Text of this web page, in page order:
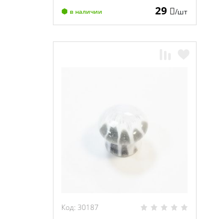
в наличии 29 /шт
Код: 30187